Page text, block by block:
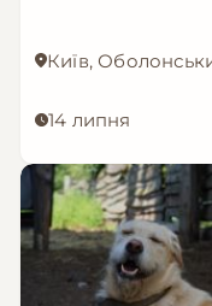
Київ,
14 липня